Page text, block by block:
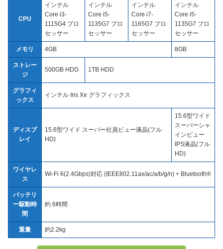
CPU
インテル
Core i3-
1115G4 プロ
セッサー
インテル
Core i5-
1135G7 プロ
セッサー
インテル
Core i7-
1165G7 プロ
セッサー
インテル
Core i5-
1135G7 プロ
セッサー
メモリ 4GB 8GB
ストレー
ジ
500GB HDD 1TB HDD
グラフィ
ックス
インテル Iris Xe グラフィックス
ディスプ
レイ
15.6型ワイド スーパー社員ビュー液晶(フル
HD)
15.6型ワイド
スーパーシャ
インビュー
IPS液晶(フル
HD)
ワイヤレ
ス
Wi-Fi 6(2.4Gbps)対応 (IEEE802.11ax/ac/a/b/g/n) + Bluetooth®
バッテリ
ー駆動時
間
約 6時間
重量 約2.2kg